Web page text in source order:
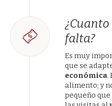
falta?
Es muy
que se
económica.
alimento; y
pequeño